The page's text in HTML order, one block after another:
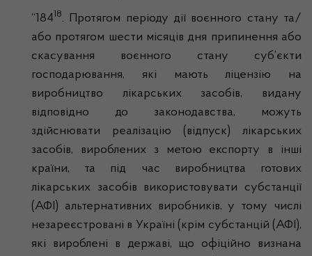
“184 18. Протягом періоду дії воєнного стану та/
або протягом шести місяців дня припинення або
скасування воєнного стану суб’єкти
господарювання, які мають ліцензію на
виробництво лікарських засобів, видану
відповідно до законодавства, можуть
здійснювати реалізацію (відпуск) лікарських
засобів, вироблених з метою експорту в інші
країни, та під час виробництва готових
лікарських засобів використовувати субстанції
(АФІ) альтернативних виробників, у тому числі
незареєстровані в Україні (крім субстанцій (АФІ),
які вироблені в державі, що офіційно визнана